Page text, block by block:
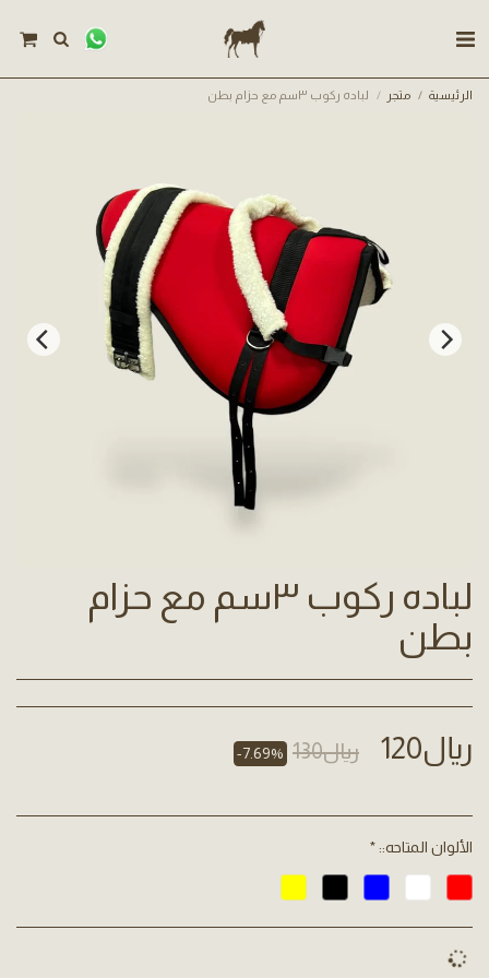
الرئيسية متجر لباده ركوب ٣سم مع حزام بطن
لباده ركوب ٣سم مع حزام
بطن
﷼120 ﷼130
-7.69%
الألوان المتاحه::*